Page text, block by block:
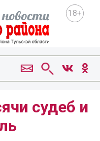
18+
судеб и